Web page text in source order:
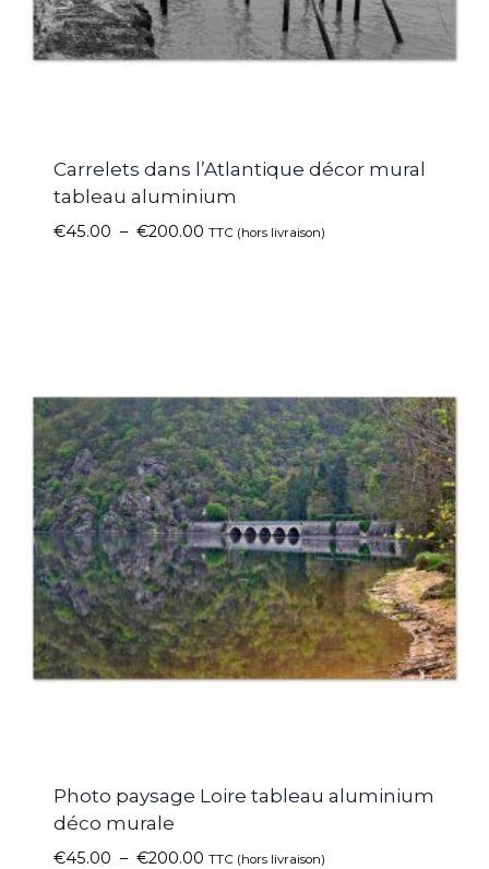
Carrelets dans l’Atlantique décor mural
tableau aluminium
€45.00 – €200.00 TTC (hors livraison)
Photo paysage Loire tableau aluminium
déco murale
€45.00 – €200.00 TTC (hors livraison)